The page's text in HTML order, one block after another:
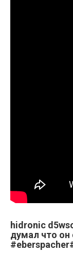
hidronic
думал что